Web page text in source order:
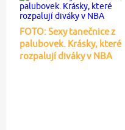
FOTO: Sexy tanečnice z
palubovek. Krásky, které
rozpalují diváky v NBA